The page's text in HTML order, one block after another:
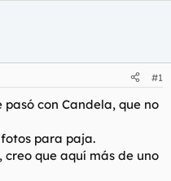
#1
pasó con Candela, que no
para paja.
que aquí más de uno